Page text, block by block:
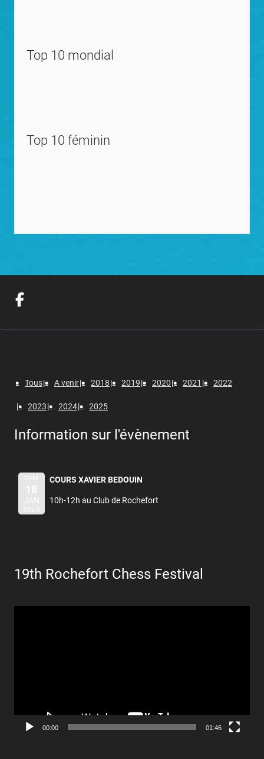
Top 10 mondial
Top 10 féminin
Tous A venir 2018 2019 2020 2021 2022
2023 2024 2025
Information sur l'évènement
SAM
18
JAN
2020
COURS XAVIER BEDOUIN
10h-12h au Club de Rochefort
19th Rochefort Chess Festival
00:00 01:46